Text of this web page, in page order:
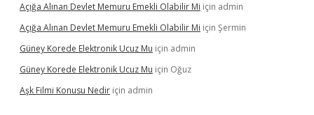
Açığa Alınan Devlet Memuru Emekli Olabilir Mi için admin
Açığa Alınan Devlet Memuru Emekli Olabilir Mi için Şermin
Güney Korede Elektronik Ucuz Mu için admin
Güney Korede Elektronik Ucuz Mu için Oğuz
Aşk Filmi Konusu Nedir için admin